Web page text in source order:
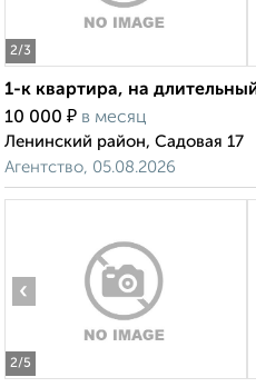
2/3
1-к квартира, на
10 000 ₽ в месяц
Ленинский район, Садовая 17
Агентство, 05.08.2026
2/5
‹